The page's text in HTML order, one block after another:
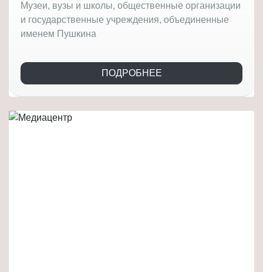
Музеи, вузы и школы, общественные организации
и государственные учреждения, объединенные
именем Пушкина
ПОДРОБНЕЕ